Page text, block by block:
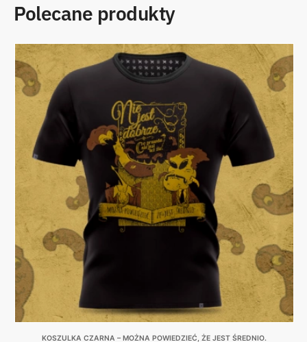
Polecane produkty
KOSZULKA CZARNA – MOŻNA POWIEDZIEĆ, ŻE JEST ŚREDNIO.